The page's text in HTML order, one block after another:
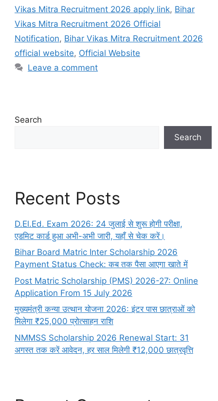
Vikas Mitra Recruitment 2026 apply link, Bihar
Vikas Mitra Recruitment 2026 Official
Notification, Bihar Vikas Mitra Recruitment 2026
official website, Official Website
Leave a comment
Search
Search
Recent Posts
D.El.Ed. Exam 2026: 24 जुलाई से शुरू होगी परीक्षा,
एडमिट कार्ड हुआ अभी-अभी जारी, यहाँ से चेक करें।
Bihar Board Matric Inter Scholarship 2026
Payment Status Check: कब तक पैसा आएगा खाते में
Post Matric Scholarship (PMS) 2026-27: Online
Application From 15 July 2026
मुख्यमंत्री कन्या उत्थान योजना 2026: इंटर पास छात्राओं को
मिलेगा ₹25,000 प्रोत्साहन राशि
NMMSS Scholarship 2026 Renewal Start: 31
अगस्त तक करें आवेदन, हर साल मिलेगी ₹12,000 छात्रवृत्ति